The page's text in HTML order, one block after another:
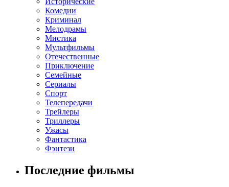
Комедии
Криминал
Мелодрамы
Мистика
Мультфильмы
Отечественные
Приключение
Семейные
Сериалы
Спорт
Телепередачи
Трейлеры
Триллеры
Ужасы
Фантастика
Фэнтези
Последние фильмы